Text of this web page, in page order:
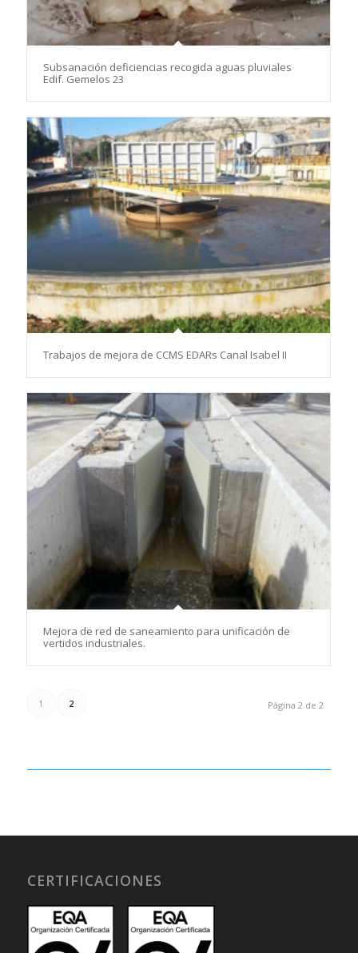
Subsanación deficiencias recogida aguas pluviales
Edif. Gemelos 23
Trabajos de mejora de CCMS EDARs Canal Isabel II
Mejora de red de saneamiento para unificación de
vertidos industriales.
Página 2 de 2
1 2
CERTIFICACIONES